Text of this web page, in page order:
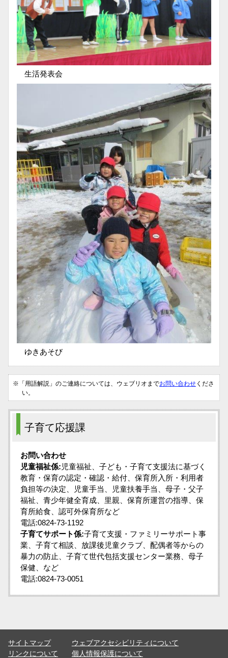
生活発表会
ゆきあそび
※「用語解説」のご連絡については、ウェブリオまでお問い合わせ くださ
い。
子育て応援課
お問い合わせ
児童福祉係: 児童福祉、子ども・子育て支援法に基づく
教育・保育の認定・確認・給付、保育所入所・利用者
負担等の決定、児童手当、児童扶養手当、母子・父子
福祉、青少年健全育成、里親、保育所運営の指導、保
育所給食、認可外保育所など
電話:0824-73-1192
子育てサポート係:子育て支援・ファミリーサポート事
業、子育て相談、放課後児童クラブ、配偶者等からの
暴力の防止、子育て世代包括支援センター業務、母子
保健、など
電話:0824-73-0051
サイトマップ
ウェブアクセシビリティについて
リンクについて
個人情報保護について